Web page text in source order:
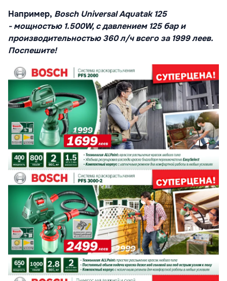
Например, Bosch Universal Aquatak 125
- мощностью 1.500W, с давлением 125 бар и
производительностью 360 л/ч всего за 1999 леев.
Поспешите!